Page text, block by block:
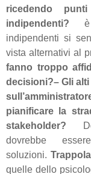
ricedendo
indipendenti? è
indipendenti si
vista alternativi al
fanno troppo
decisioni?– Gli
pianificare la
stakeholder?
dovrebbe
soluzioni.
quelle dello